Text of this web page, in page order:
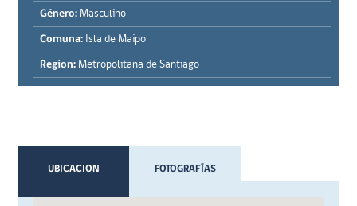
Género: Masculino
Comuna: Isla de Maipo
Region: Metropolitana de Santiago
UBICACION FOTOGRAFÍAS